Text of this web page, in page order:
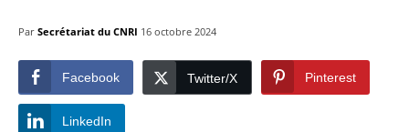
Par Secrétariat du CNRI 16 octobre 2024
Facebook Twitter/X Pinterest
LinkedIn